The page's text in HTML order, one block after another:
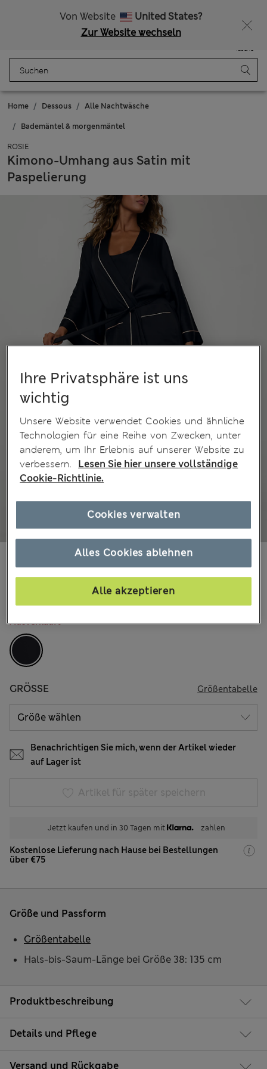
Von Website
United States?
Zur Website wechseln
Tasche
Home Dessous Alle Nachtwäsche
Bademäntel & morgenmäntel
ROSIE
Kimono-Umhang aus Satin mit
Paspelierung
6 Bewertungen
Alle Preise enthalten Steuern und Abgaben
FARBE: Schwarz
Ausverkauft
GRÖSSE Größentabelle
Benachrichtigen Sie mich, wenn der Artikel wieder
auf Lager ist
Artikel für später speichern
Jetzt kaufen und in 30 Tagen mit zahlen
Kostenlose Lieferung nach Hause bei Bestellungen
über €75
Produktbeschreibung
Details und Pflege
Versand und Rückgabe
Größe und Passform
Hals-bis-Saum-Länge bei Größe 38: 135 cm
Größentabelle
Ihre Privatsphäre ist uns
wichtig
Unsere Website verwendet Cookies und ähnliche
Technologien für eine Reihe von Zwecken, unter
anderem, um Ihr Erlebnis auf unserer Website zu
verbessern.
Lesen Sie hier unsere vollständige
Cookie-Richtlinie.
Alles Cookies ablehnen
Alle akzeptieren
Cookies verwalten